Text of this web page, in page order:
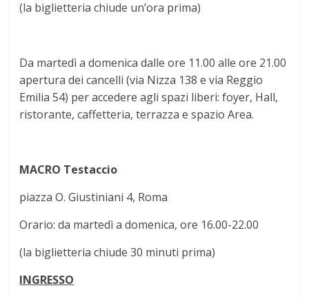
(la biglietteria chiude un’ora prima)
Da martedì a domenica dalle ore 11.00 alle ore 21.00
apertura dei cancelli (via Nizza 138 e via Reggio
Emilia 54) per accedere agli spazi liberi: foyer, Hall,
ristorante, caffetteria, terrazza e spazio Area.
MACRO Testaccio
piazza O. Giustiniani 4, Roma
Orario: da martedì a domenica, ore 16.00-22.00
(la biglietteria chiude 30 minuti prima)
INGRESSO